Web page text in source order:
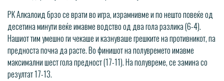
РК Алкалоид брзо се врати во игра, израмнивме и по нешто повеќе од
десетина минути веќе имавме водство од два гола разлика (6-4).
Нашиот тим умешно ги чекаше и казнуваше грешките на противникот, па
предноста почна да расте. Во финишот на полувремето имавме
максимални шест гола предност (17-11). На полувреме, се замина со
резултат 17-13.